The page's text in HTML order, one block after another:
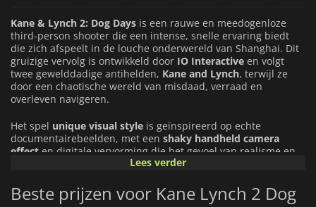
1.99€
Kane & Lynch 2: Dog Days is een rauwe en meedogenloze
third-person shooter die een intense, snelle ervaring biedt
die zich afspeelt in de louche onderwereld van Shanghai. Dit
gruizige vervolg is ontwikkeld door IO Interactive en volgt
twee gewelddadige antihelden, Kane and Lynch, terwijl ze
door een chaotische wereld van misdaad, verraad en
overleven navigeren.
Het spel unique visual style is geïnspireerd op echte
documentairebeelden, met een shaky handheld camera
effect en digitale vervorming die het gevoel van realisme en
gunplay is brutal and visceral
drukke nachtclubs en vervallen industriegebieden. Elke kogel
heeft een impact en versterkt de rauwe, ongefilterde
Lees verder
Beste prijzen voor Kane Lynch 2 Dog